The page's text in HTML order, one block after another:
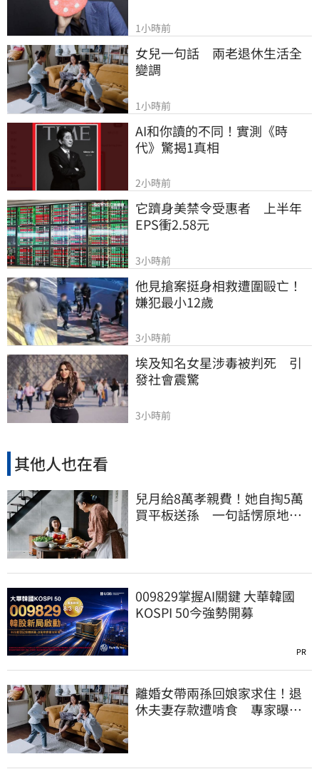
1小時前
女兒一句話　兩老退休生活全
變調
1小時前
AI和你讀的不同！實測《時
代》驚揭1真相
2小時前
它躋身美禁令受惠者　上半年
EPS衝2.58元
3小時前
他見搶案挺身相救遭圍毆亡！
嫌犯最小12歲
3小時前
埃及知名女星涉毒被判死　引
發社會震驚
3小時前
其他人也在看
兒月給8萬孝親費！她自掏5萬
買平板送孫 一句話愣原地
009829掌握AI關鍵 大華韓國
KOSPI 50今強勢開募
PR
離婚女帶兩孫回娘家求住！退
休夫妻存款遭啃食 專家曝這